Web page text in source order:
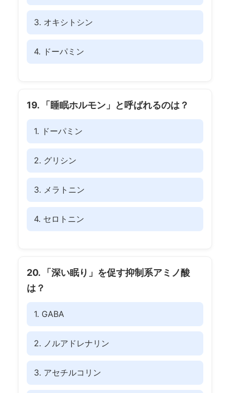
3. オキシトシン
4. ドーパミン
19. 「睡眠ホルモン」と呼ばれるのは？
1. ドーパミン
2. グリシン
3. メラトニン
4. セロトニン
20. 「深い眠り」を促す抑制系アミノ酸
は？
1. GABA
2. ノルアドレナリン
3. アセチルコリン